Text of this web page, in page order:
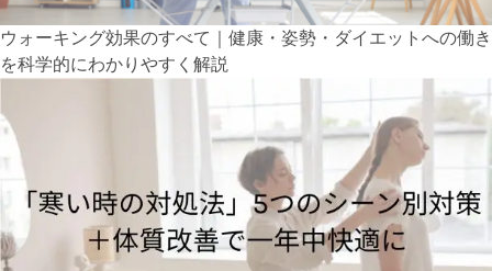
ウォーキング効果のすべて｜健康・姿勢・ダイエットへの働き
を科学的にわかりやすく解説